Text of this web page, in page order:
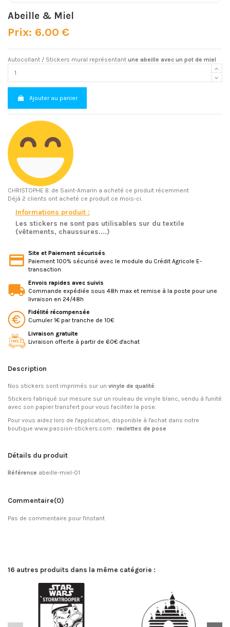
Abeille & Miel
Prix: 6.00 €
Autocollant / Stickers mural représentant une abeille avec un pot de miel
Ajouter au panier
CHRISTOPHE B. de Saint-Amarin a acheté ce produit récemment
Déjà 2 clients ont acheté ce produit ce mois-ci.
Informations produit :
Les stickers ne sont pas utilisables sur du textile
(vêtements, chaussures....)
Site et Paiement sécurisés
Paiement 100% sécurisé avec le module du Crédit Agricole E-
transaction
Envois rapides avec suivis
Commande expédiée sous 48h max et remise à la poste pour une
livraison en 24/48h
Fidélité récompensée
Cumuler 1€ par tranche de 10€
Livraison gratuite
Livraison offerte à partir de 60€ d'achat
Description
Nos stickers sont imprimés sur un vinyle de qualité
Stickers fabriqué sur mesure sur un rouleau de vinyle blanc, vendu à l'unité
avec son papier transfert pour vous faciliter la pose.
Pour vous aidez lors de l'application, disponible à l'achat dans notre
boutique www.passion-stickers.com : raclettes de pose
Détails du produit
Référence abeille-miel-01
Commentaire(0)
Pas de commentaire pour l'instant
16 autres produits dans la même catégorie :